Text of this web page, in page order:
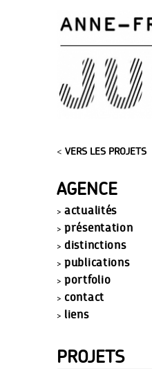
< VERS LES PROJETS
AGENCE
actualités
présentation
distinctions
publications
portfolio
contact
liens
PROJETS